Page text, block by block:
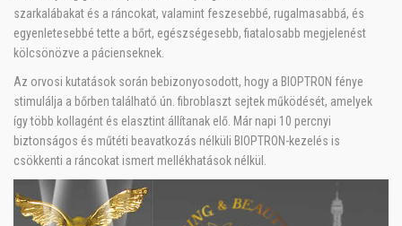
szarkalábakat és a ráncokat, valamint feszesebbé, rugalmasabbá, és
egyenletesebbé tette a bőrt, egészségesebb, fiatalosabb megjelenést
kölcsönözve a pácienseknek.
Az orvosi kutatások során bebizonyosodott, hogy a BIOPTRON fénye
stimulálja a bőrben található ún. fibroblaszt sejtek működését, amelyek
így több kollagént és elasztint állítanak elő. Már napi 10 percnyi
biztonságos és műtéti beavatkozás nélküli BIOPTRON-kezelés is
csökkenti a ráncokat ismert mellékhatások nélkül.